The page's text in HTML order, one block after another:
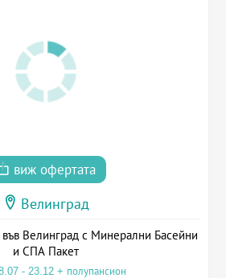
виж офертата
Велинград
Велинград с Минерални Басейни
и СПА Пакет
- 23.12 + полупансион